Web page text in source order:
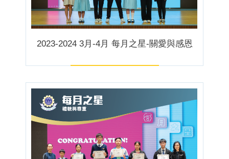
2023-2024 3月-4月 每月之星-關愛與感恩